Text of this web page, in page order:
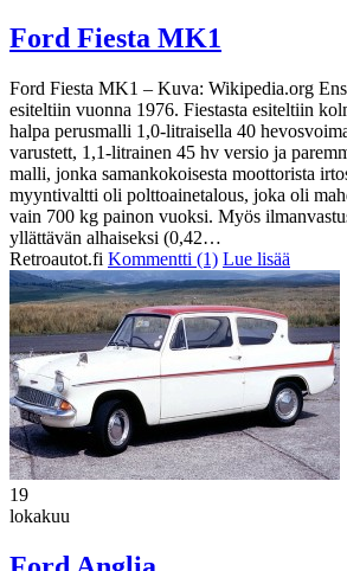
Ford Fiesta MK1
Ford Fiesta MK1 – Kuva: Wikipedia.org
esiteltiin vuonna 1976. Fiestasta esiteltiin
halpa perusmalli 1,0-litraisella 40
varustett, 1,1-litrainen 45 hv versio ja
malli, jonka samankokoisesta moottorista
myyntivaltti oli polttoainetalous, joka oli
vain 700 kg painon vuoksi. Myös
yllättävän alhaiseksi (0,42…
Retroautot.fi Kommentti (1) Lue lisää
19
lokakuu